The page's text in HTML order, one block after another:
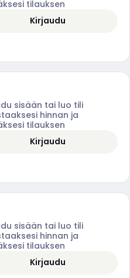
tilauksen
Kirjaudu
sisään tai luo tili
hinnan ja
tilauksen
Kirjaudu
sisään tai luo tili
hinnan ja
tilauksen
Kirjaudu